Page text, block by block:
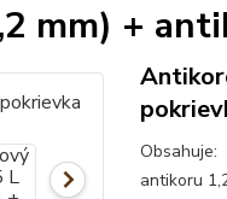
mm) +
Obsahuje:
antikoru